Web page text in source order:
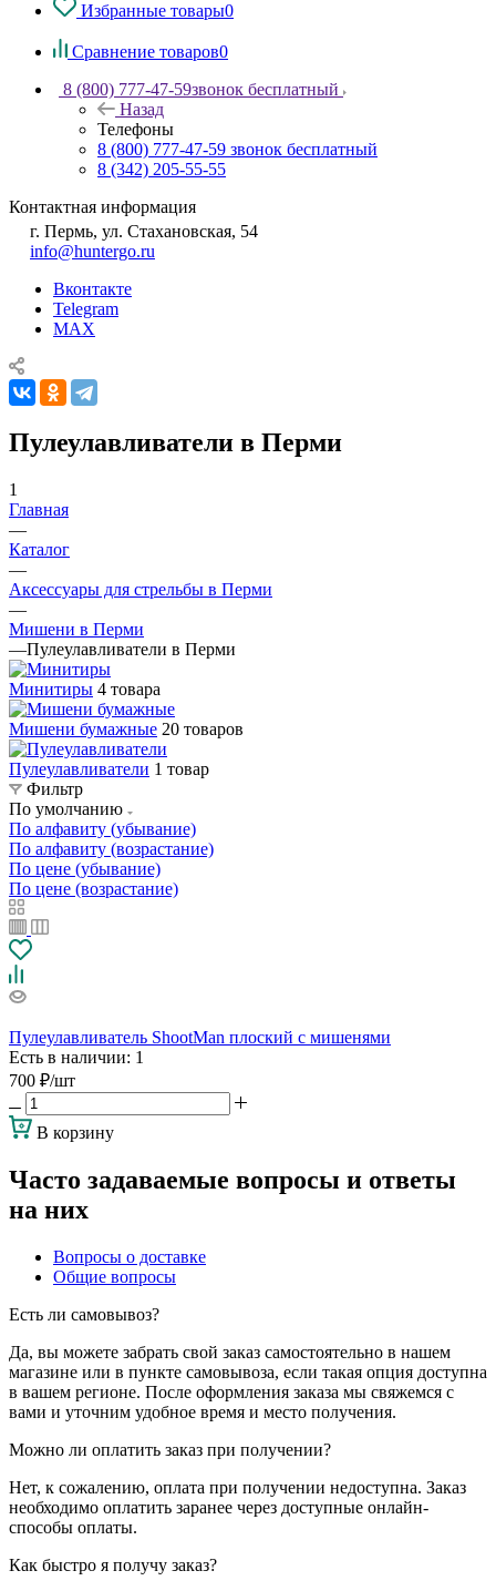
Избранные товары0
Сравнение товаров0
8 (800) 777-47-59звонок бесплатный
Назад
Телефоны
8 (800) 777-47-59 звонок бесплатный
8 (342) 205-55-55
Контактная информация
г. Пермь, ул. Стахановская, 54
info@huntergo.ru
Вконтакте
Telegram
MAX
Пулеулавливатели в Перми
1
Главная
—
Каталог
—
Аксессуары для стрельбы в Перми
—
Мишени в Перми
—Пулеулавливатели в Перми
Минитиры 4 товара
Мишени бумажные 20 товаров
Пулеулавливатели 1 товар
Фильтр
По умолчанию
По алфавиту (убывание)
По алфавиту (возрастание)
По цене (убывание)
По цене (возрастание)
Пулеулавливатель ShootMan плоский с мишенями
Есть в наличии: 1
700 ₽/шт
В корзину
Часто задаваемые вопросы и ответы
на них
Вопросы о доставке
Общие вопросы
Есть ли самовывоз?
Да, вы можете забрать свой заказ самостоятельно в нашем
магазине или в пункте самовывоза, если такая опция доступна
в вашем регионе. После оформления заказа мы свяжемся с
вами и уточним удобное время и место получения.
Можно ли оплатить заказ при получении?
Нет, к сожалению, оплата при получении недоступна. Заказ
необходимо оплатить заранее через доступные онлайн-
способы оплаты.
Как быстро я получу заказ?